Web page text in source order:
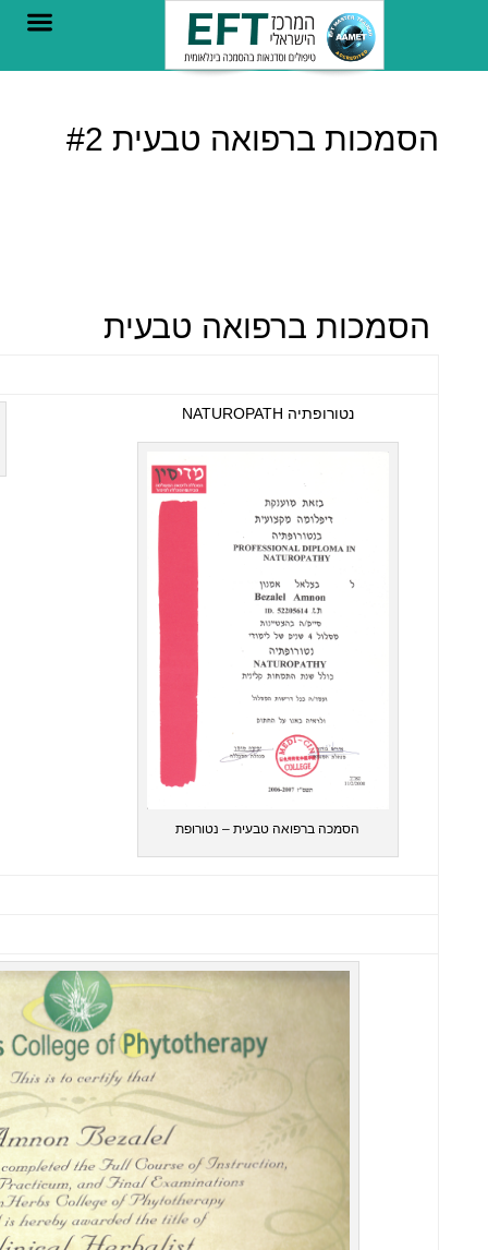
הסמכות ברפואה טבעית #2
הסמכות ברפואה טבעית
נטורופתיה NATUROPATH
הסמכה ברפואה טבעית – נטורופת